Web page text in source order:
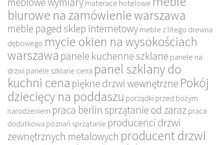
materace hotelowe
biurowe na zamówienie warszawa
meble paged sklep internetowymeble z litego drewna
dębowego mycie okien na wysokościach
warszawa panele kuchenne szklane panele na
drzwipanele szklane cena panel szklany do
kuchni cena piękne drzwi wewnętrzne Pokój
dziecięcy na poddaszu porządki przed bożym
narodzeniem praca berlin sprzątanie od zarazpraca
dodatkowa poznań sprzątanie producenci drzwi
zewnętrznych metalowych producent drzwi